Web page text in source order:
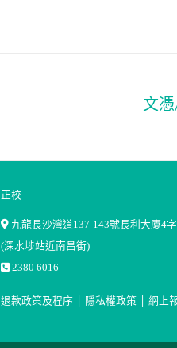
文
正校
九龍長沙灣道137-143號長利大廈4
(深水埗站近南昌街)
2380 6016
退款政策及程序│ 隱私權政策 網上